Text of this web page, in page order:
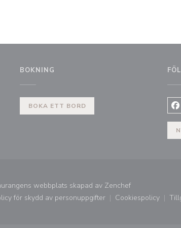
BOKNING
BOKA ETT BORD
webbplats skapad av Zenchef((öppnas i ett
fönster))
för skydd av personuppgifter
((öppnas i ett nytt fönster))
Cookiespolicy
((öppnas i